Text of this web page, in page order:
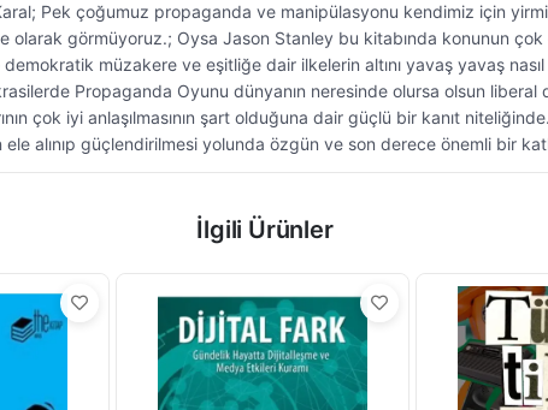
Pek çoğumuz propaganda ve manipülasyonu kendimiz için
olarak görmüyoruz.; Oysa Jason Stanley bu kitabında konunun
müzakere ve eşitliğe dair ilkelerin altını yavaş yavaş
Propaganda Oyunu dünyanın neresinde olursa olsun
çok iyi anlaşılmasının şart olduğuna dair güçlü bir kanıt
alınıp güçlendirilmesi yolunda özgün ve son derece önemli bir
İlgili Ürünler